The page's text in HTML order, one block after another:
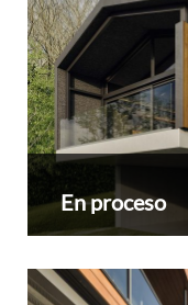
En proceso